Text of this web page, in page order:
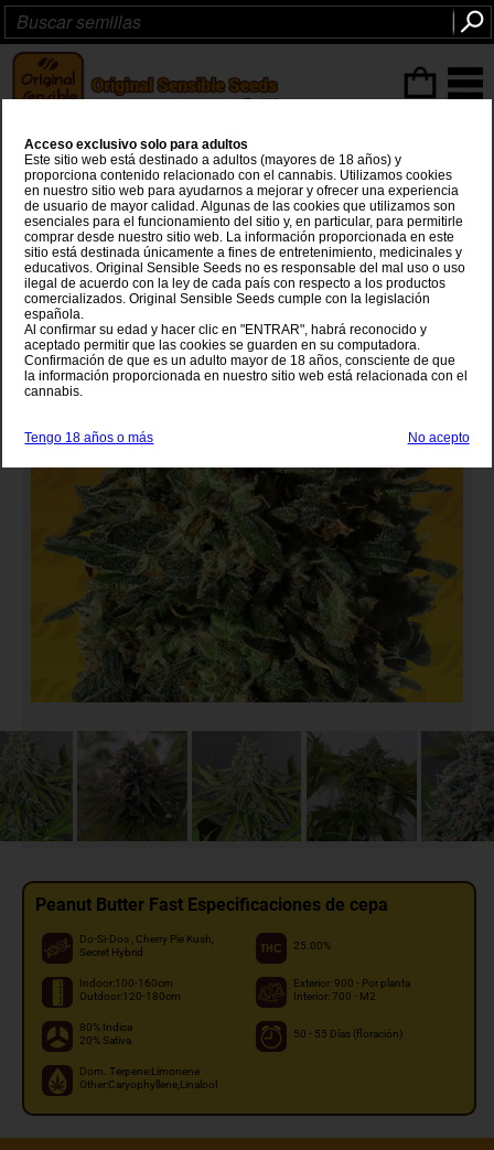
Peanut Butter Fast
Do-Si-Dos xCherry Pie Kush x Secret Hybrid
Peanut Butter Fast Especificaciones de cepa
Do-Si-Dos , Cherry Pie Kush,
Secret Hybrid
25.00%
Indoor:100-160cm
Outdoor:120-180cm
Exterior: 900 - Por planta
Interior: 700 - M2
80% Indica
20% Sativa
50 - 55 Días (floración)
Dom. Terpene:Limonene
Other:Caryophyllene,Linalool
Acceso exclusivo solo para adultos
Este sitio web está destinado a adultos (mayores de 18 años) y
proporciona contenido relacionado con el cannabis. Utilizamos cookies
en nuestro sitio web para ayudarnos a mejorar y ofrecer una experiencia
de usuario de mayor calidad. Algunas de las cookies que utilizamos son
esenciales para el funcionamiento del sitio y, en particular, para permitirle
comprar desde nuestro sitio web. La información proporcionada en este
sitio está destinada únicamente a fines de entretenimiento, medicinales y
educativos. Original Sensible Seeds no es responsable del mal uso o uso
ilegal de acuerdo con la ley de cada país con respecto a los productos
comercializados. Original Sensible Seeds cumple con la legislación
española.
Al confirmar su edad y hacer clic en "ENTRAR", habrá reconocido y
aceptado permitir que las cookies se guarden en su computadora.
Confirmación de que es un adulto mayor de 18 años, consciente de que
la información proporcionada en nuestro sitio web está relacionada con el
cannabis.
Tengo 18 años o más No acepto